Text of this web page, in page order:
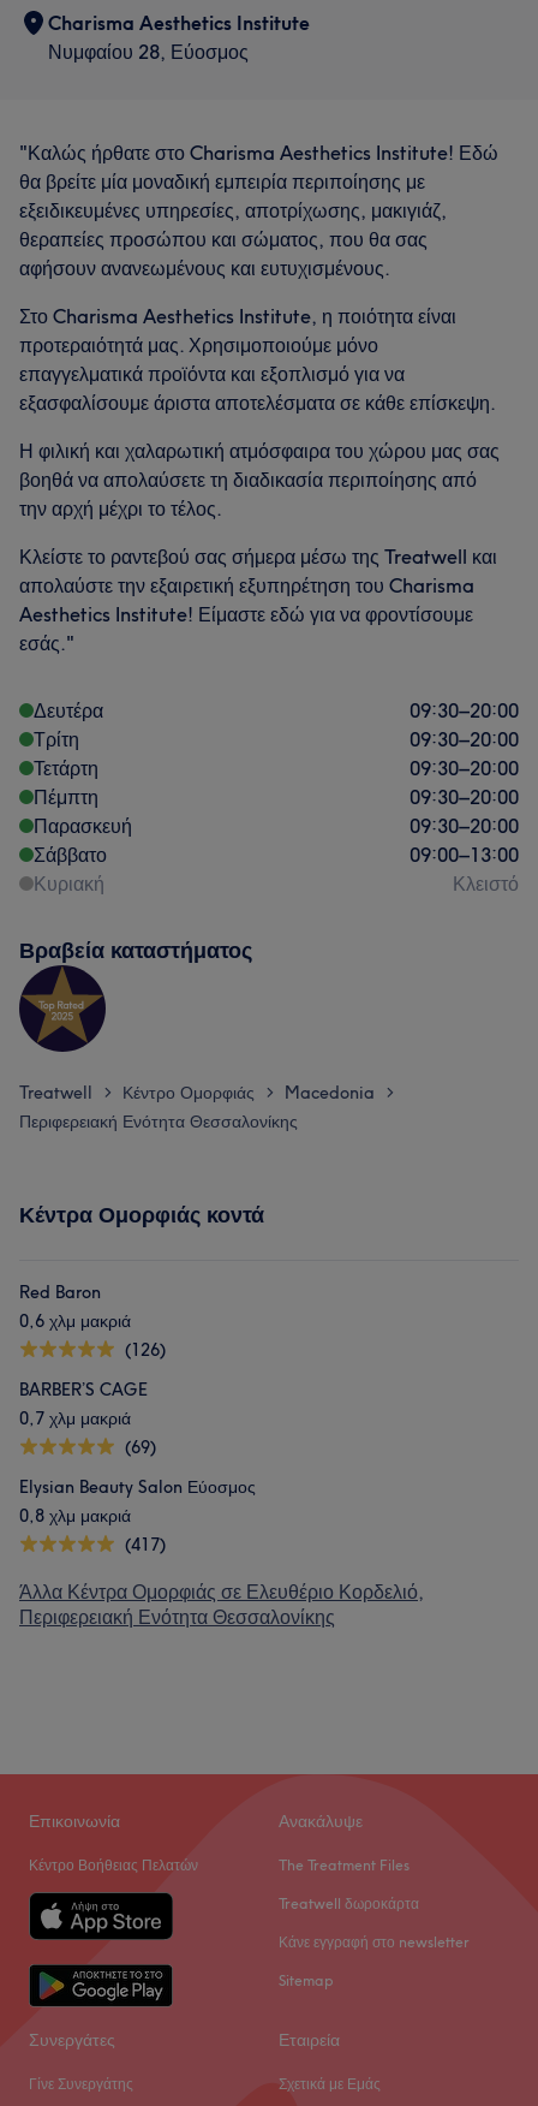
Charisma Aesthetics Institute
Νυμφαίου 28, Εύοσμος
"Καλώς ήρθατε στο Charisma Aesthetics Institute! Εδώ
θα βρείτε μία μοναδική εμπειρία περιποίησης με
εξειδικευμένες υπηρεσίες, αποτρίχωσης, μακιγιάζ,
θεραπείες προσώπου και σώματος, που θα σας
αφήσουν ανανεωμένους και ευτυχισμένους.
Στο Charisma Aesthetics Institute, η ποιότητα είναι
προτεραιότητά μας. Χρησιμοποιούμε μόνο
επαγγελματικά προϊόντα και εξοπλισμό για να
εξασφαλίσουμε άριστα αποτελέσματα σε κάθε επίσκεψη.
Η φιλική και χαλαρωτική ατμόσφαιρα του χώρου μας σας
βοηθά να απολαύσετε τη διαδικασία περιποίησης από
την αρχή μέχρι το τέλος.
Κλείστε το ραντεβού σας σήμερα μέσω της Treatwell και
απολαύστε την εξαιρετική εξυπηρέτηση του Charisma
Aesthetics Institute! Είμαστε εδώ για να φροντίσουμε
εσάς."
Δευτέρα 09:30–20:00
Τρίτη
09:30–20:00
Τετάρτη
09:30–20:00
Πέμπτη
09:30–20:00
Παρασκευή
09:30–20:00
Σάββατο
09:00–13:00
Κυριακή
Κλειστό
Βραβεία καταστήματος
Treatwell > Κέντρο Ομορφιάς > Macedonia >
Περιφερειακή Ενότητα Θεσσαλονίκης
Κέντρα Ομορφιάς κοντά
Red Baron
0,6 χλμ μακριά
(126)
BARBER’S CAGE
0,7 χλμ μακριά
(69)
Elysian Beauty Salon Εύοσμος
0,8 χλμ μακριά
(417)
Άλλα Κέντρα Ομορφιάς σε Ελευθέριο Κορδελιό,
Περιφερειακή Ενότητα Θεσσαλονίκης
Επικοινωνία
Κέντρο Βοήθειας Πελατών
Ανακάλυψε
The Treatment Files
Treatwell δωροκάρτα
Κάνε εγγραφή στο newsletter
Sitemap
Συνεργάτες
Γίνε Συνεργάτης
Εταιρεία
Σχετικά με Εμάς